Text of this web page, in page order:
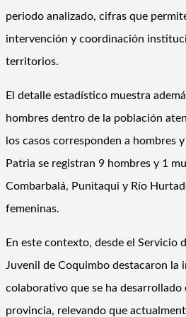
periodo analizado, cifras que
intervención y coordinación
territorios.
El detalle estadístico muestra
hombres dentro de la población
los casos corresponden a hombres
Patria se registran 9 hombres y 1
Combarbalá, Punitaqui y Río
femeninas.
En este contexto, desde el Servicio
Juvenil de Coquimbo destacaron la
colaborativo que se ha desarrollado
provincia, relevando que